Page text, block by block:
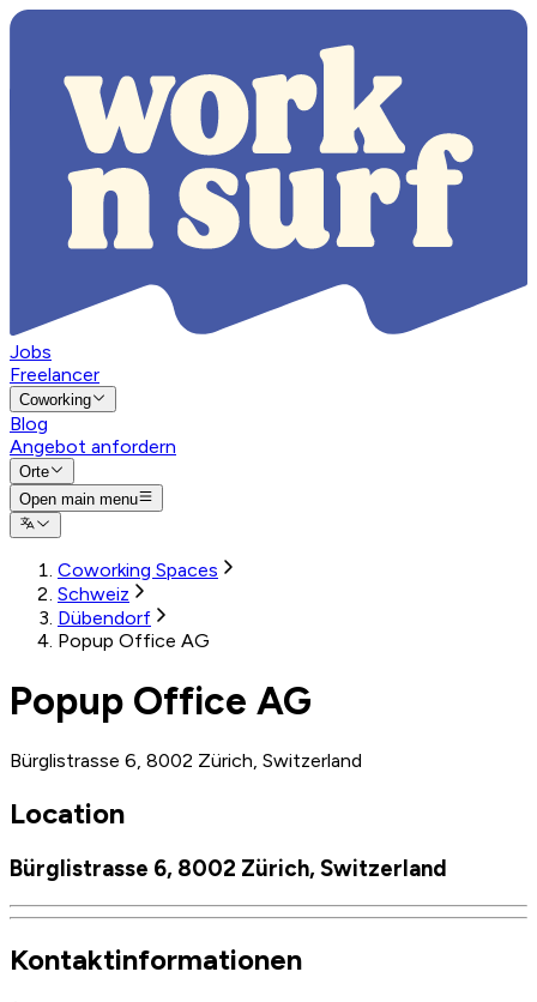
Jobs
Freelancer
Coworking
Blog
Angebot anfordern
Orte
Open main menu
Coworking Spaces
Schweiz
Dübendorf
Popup Office AG
Popup Office AG
Bürglistrasse 6, 8002 Zürich, Switzerland
Location
Bürglistrasse 6, 8002 Zürich, Switzerland
Kontaktinformationen